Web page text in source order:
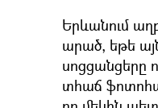
Երևանում
արած, եթե
սոցցանցերը
տհաճ